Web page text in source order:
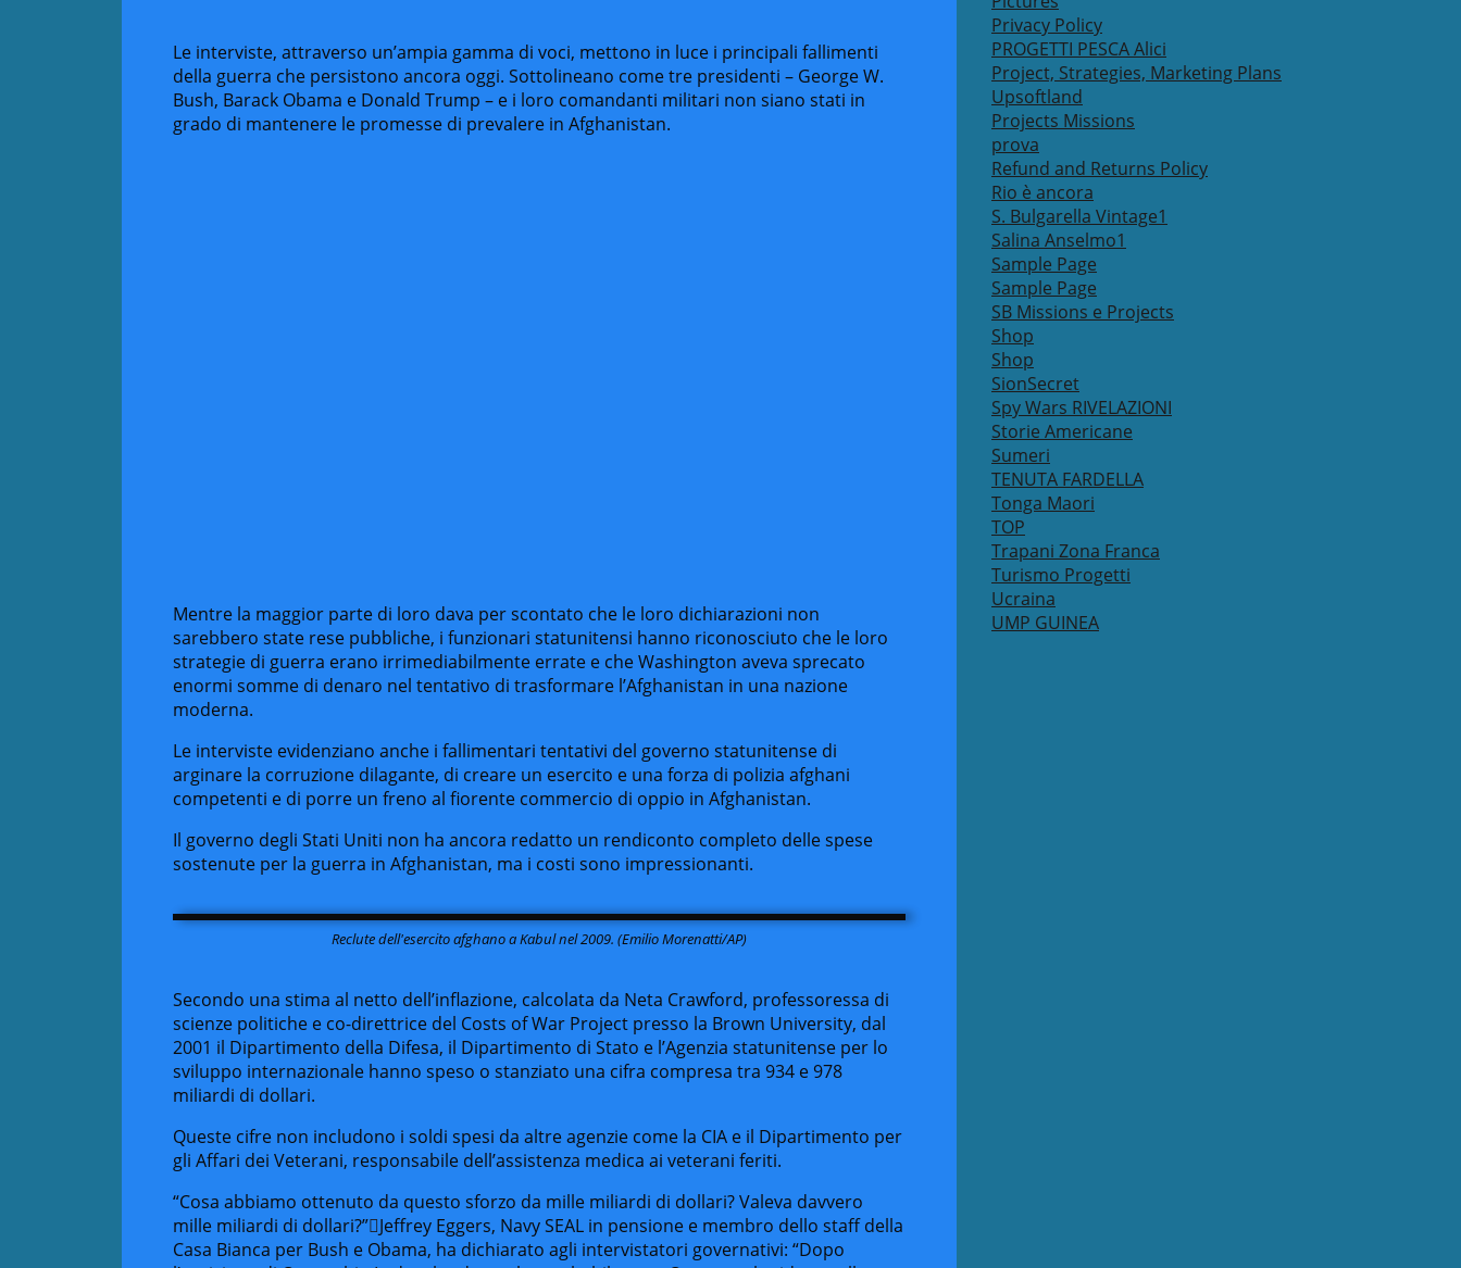
Le interviste, attraverso un’ampia gamma di voci, mettono in luce i principali fallimenti
della guerra che persistono ancora oggi. Sottolineano come tre presidenti – George W.
Bush, Barack Obama e Donald Trump – e i loro comandanti militari non siano stati in
grado di mantenere le promesse di prevalere in Afghanistan.
Mentre la maggior parte di loro dava per scontato che le loro dichiarazioni non
sarebbero state rese pubbliche, i funzionari statunitensi hanno riconosciuto che le loro
strategie di guerra erano irrimediabilmente errate e che Washington aveva sprecato
enormi somme di denaro nel tentativo di trasformare l’Afghanistan in una nazione
moderna.
Le interviste evidenziano anche i fallimentari tentativi del governo statunitense di
arginare la corruzione dilagante, di creare un esercito e una forza di polizia afghani
competenti e di porre un freno al fiorente commercio di oppio in Afghanistan.
Il governo degli Stati Uniti non ha ancora redatto un rendiconto completo delle spese
sostenute per la guerra in Afghanistan, ma i costi sono impressionanti.
Reclute dell'esercito afghano a Kabul nel 2009. (Emilio Morenatti/AP)
Secondo una stima al netto dell’inflazione, calcolata da Neta Crawford, professoressa di
scienze politiche e co-direttrice del Costs of War Project presso la Brown University, dal
2001 il Dipartimento della Difesa, il Dipartimento di Stato e l’Agenzia statunitense per lo
sviluppo internazionale hanno speso o stanziato una cifra compresa tra 934 e 978
miliardi di dollari.
Queste cifre non includono i soldi spesi da altre agenzie come la CIA e il Dipartimento per
gli Affari dei Veterani, responsabile dell’assistenza medica ai veterani feriti.
“Cosa abbiamo ottenuto da questo sforzo da mille miliardi di dollari? Valeva davvero
mille miliardi di dollari?” Jeffrey Eggers, Navy SEAL in pensione e membro dello staff della
Casa Bianca per Bush e Obama, ha dichiarato agli intervistatori governativi: “Dopo
Privacy Policy
PROGETTI PESCA Alici
Project, Strategies, Marketing Plans
Upsoftland
Projects Missions
prova
Refund and Returns Policy
Rio è ancora
S. Bulgarella Vintage1
Salina Anselmo1
Sample Page
Sample Page
SB Missions e Projects
Shop
Shop
SionSecret
Spy Wars RIVELAZIONI
Storie Americane
Sumeri
TENUTA FARDELLA
Tonga Maori
TOP
Trapani Zona Franca
Turismo Progetti
Ucraina
UMP GUINEA